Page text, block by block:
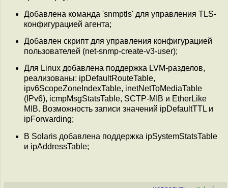
Добавлена команда 'snmptls' для управления TLS-
конфигурацией агента;
Добавлен скрипт для управления конфигурацией
пользователей (net-snmp-create-v3-user);
Для Linux добавлена поддержка LVM-разделов,
реализованы: ipDefaultRouteTable,
ipv6ScopeZoneIndexTable, inetNetToMediaTable
(IPv6), icmpMsgStatsTable, SCTP-MIB и EtherLike
MIB. Возможность записи значений ipDefaultTTL и
ipForwarding;
В Solaris добавлена поддержка ipSystemStatsTable
и ipAddressTable;